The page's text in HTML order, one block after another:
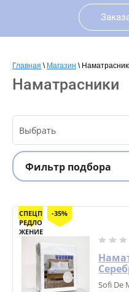
Главная \ Магазин \
Наматрасники
Выбрать
Фильтр подбора
СПЕЦП
РЕДЛО
ЖЕНИЕ
-35%
Sofi De